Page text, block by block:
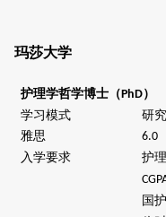
玛莎大学
护理学哲学博士（PhD）
学习模式
研
雅思
6.0
入学要求
护
国